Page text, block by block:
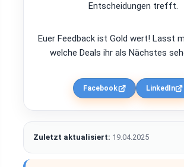
Entscheidungen trefft.
Euer Feedback ist Gold wert! Lasst
welche Deals ihr als Nächstes
Facebook LinkedIn
Zuletzt aktualisiert: 19.04.2025